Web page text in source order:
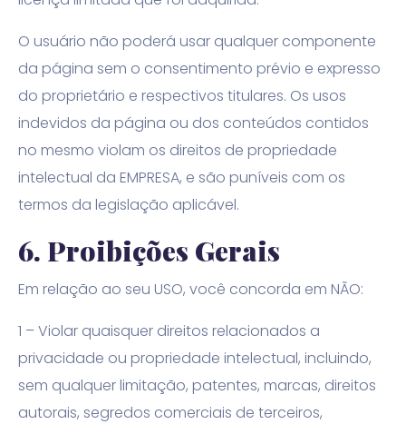
O usuário não poderá usar qualquer componente
da página sem o consentimento prévio e expresso
do proprietário e respectivos titulares. Os usos
indevidos da página ou dos conteúdos contidos
no mesmo violam os direitos de propriedade
intelectual da EMPRESA, e são puníveis com os
termos da legislação aplicável.
6. Proibições Gerais
Em relação ao seu USO, você concorda em NÃO:
1 – Violar quaisquer direitos relacionados a
privacidade ou propriedade intelectual, incluindo,
sem qualquer limitação, patentes, marcas, direitos
autorais, segredos comerciais de terceiros,